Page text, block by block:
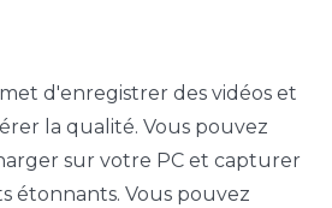
d'enregistrer des vidéos et
la qualité. Vous pouvez
sur votre PC et capturer
étonnants. Vous pouvez